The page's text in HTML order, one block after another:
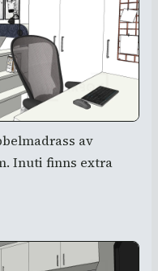
av
Inuti finns extra